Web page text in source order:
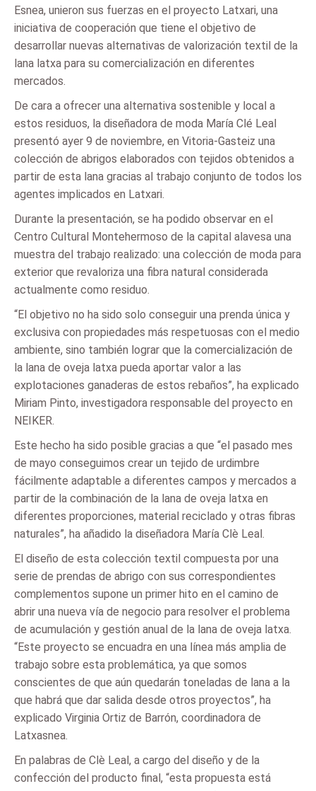
Esnea, unieron sus fuerzas en el proyecto Latxari, una
iniciativa de cooperación que tiene el objetivo de
desarrollar nuevas alternativas de valorización textil de la
lana latxa para su comercialización en diferentes
mercados.
De cara a ofrecer una alternativa sostenible y local a
estos residuos, la diseñadora de moda María Clé Leal
presentó ayer 9 de noviembre, en Vitoria-Gasteiz una
colección de abrigos elaborados con tejidos obtenidos a
partir de esta lana gracias al trabajo conjunto de todos los
agentes implicados en Latxari.
Durante la presentación, se ha podido observar en el
Centro Cultural Montehermoso de la capital alavesa una
muestra del trabajo realizado: una colección de moda para
exterior que revaloriza una fibra natural considerada
actualmente como residuo.
“El objetivo no ha sido solo conseguir una prenda única y
exclusiva con propiedades más respetuosas con el medio
ambiente, sino también lograr que la comercialización de
la lana de oveja latxa pueda aportar valor a las
explotaciones ganaderas de estos rebaños”, ha explicado
Miriam Pinto, investigadora responsable del proyecto en
NEIKER.
Este hecho ha sido posible gracias a que “el pasado mes
de mayo conseguimos crear un tejido de urdimbre
fácilmente adaptable a diferentes campos y mercados a
partir de la combinación de la lana de oveja latxa en
diferentes proporciones, material reciclado y otras fibras
naturales”, ha añadido la diseñadora María Clè Leal.
El diseño de esta colección textil compuesta por una
serie de prendas de abrigo con sus correspondientes
complementos supone un primer hito en el camino de
abrir una nueva vía de negocio para resolver el problema
de acumulación y gestión anual de la lana de oveja latxa.
“Este proyecto se encuadra en una línea más amplia de
trabajo sobre esta problemática, ya que somos
conscientes de que aún quedarán toneladas de lana a la
que habrá que dar salida desde otros proyectos”, ha
explicado Virginia Ortiz de Barrón, coordinadora de
Latxasnea.
En palabras de Clè Leal, a cargo del diseño y de la
confección del producto final, “esta propuesta está